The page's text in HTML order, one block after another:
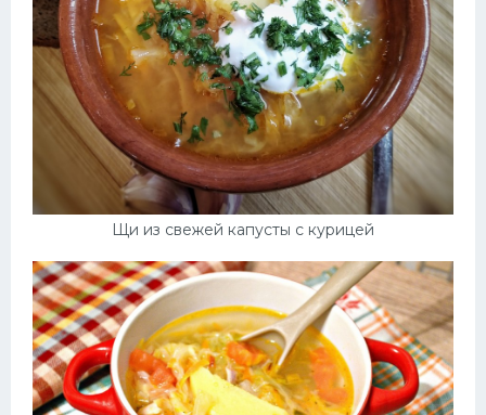
Щи из свежей капусты с курицей